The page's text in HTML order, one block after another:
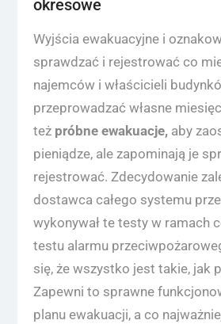
okresowe
Wyjścia ewakuacyjne i
sprawdzać i rejestrować co
najemców i właścicieli
przeprowadzać własne
też próbne ewakuacje, aby
pieniądze, ale zapominają je
rejestrować. Zdecydowanie
dostawca całego systemu
wykonywał te testy w ramach
testu alarmu
się, że wszystko jest takie, jak
Zapewni to sprawne
planu ewakuacji, a co